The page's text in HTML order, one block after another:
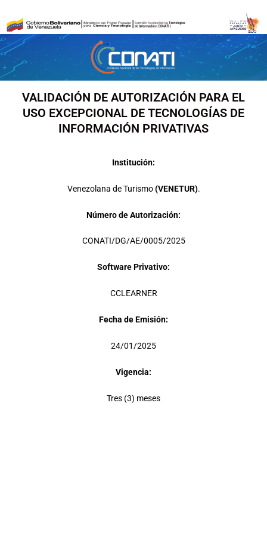
contenido
VALIDACIÓN DE AUTORIZACIÓN PARA EL
USO EXCEPCIONAL DE TECNOLOGÍAS DE
INFORMACIÓN PRIVATIVAS
Institución:
Venezolana de Turismo(VENETUR).
Número de Autorización:
CONATI/DG/AE/0005/2025
Software Privativo:
CCLEARNER
Fecha de Emisión:
24/01/2025
Vigencia:
Tres (3) meses